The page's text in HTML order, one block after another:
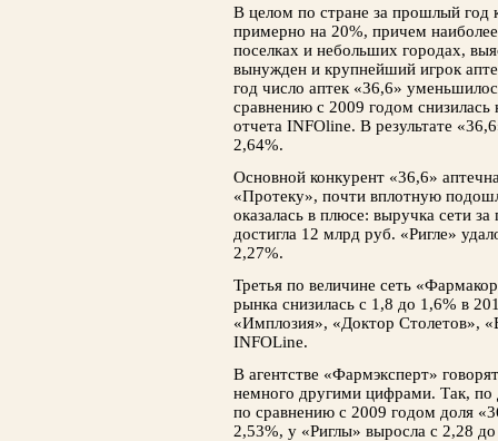
В целом по стране за прошлый год
примерно на 20%, причем
поселках и небольших городах,
вынужден и крупнейший игрок
год число аптек «36,6»
сравнению с 2009 годом
отчета INFOline. В результате
2,64%.
Основной конкурент «36,6»
«Протеку», почти вплотную
оказалась в плюсе: выручка сети
достигла 12 млрд руб. «Ригле»
2,27%.
Третья по величине сеть
рынка снизилась с 1,8 до 1,6% в
«Имплозия», «Доктор Столетов»,
INFOLine.
В агентстве «Фармэксперт»
немного другими цифрами. Так,
по сравнению с 2009 годом доля
2,53%, у «Риглы» выросла с 2,28